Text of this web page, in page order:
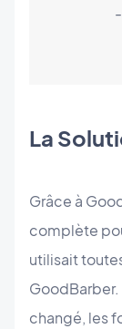
La
Grâce à
complète
utilisait
GoodBarber.
changé, les